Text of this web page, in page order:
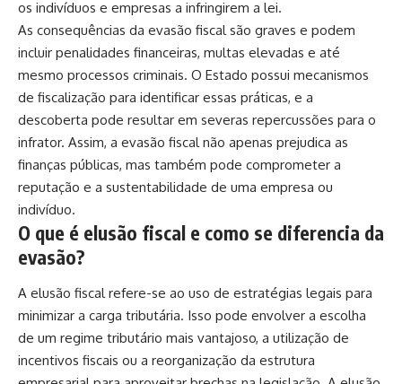
os indivíduos e empresas a infringirem a lei.
As consequências da evasão fiscal são graves e podem
incluir penalidades financeiras, multas elevadas e até
mesmo processos criminais. O Estado possui mecanismos
de fiscalização para identificar essas práticas, e a
descoberta pode resultar em severas repercussões para o
infrator. Assim, a evasão fiscal não apenas prejudica as
finanças públicas, mas também pode comprometer a
reputação e a sustentabilidade de uma empresa ou
indivíduo.
O que é elusão fiscal e como se diferencia da
evasão?
A elusão fiscal refere-se ao uso de estratégias legais para
minimizar a carga tributária. Isso pode envolver a escolha
de um regime tributário mais vantajoso, a utilização de
incentivos fiscais ou a reorganização da estrutura